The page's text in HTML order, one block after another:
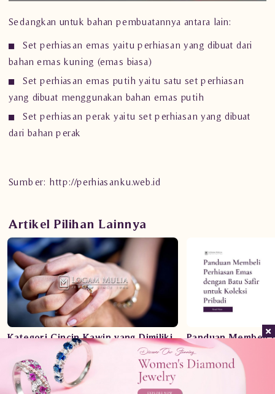
Sedangkan untuk bahan pembuatannya antara lain:
Set perhiasan emas yaitu perhiasan yang dibuat dari
bahan emas kuning (emas biasa)
Set perhiasan emas putih yaitu satu set perhiasan
yang dibuat menggunakan bahan emas putih
Set perhiasan perak yaitu set perhiasan yang dibuat
dari bahan perak
Sumber:http://perhiasanku.web.id
Artikel Pilihan Lainnya
Kategori Cincin Kawin yang Dimiliki
oleh Toko Perhiasan Berlian Logam
Mulia
Panduan Membeli
dengan Batu Safir
Pribadi
Home Contact